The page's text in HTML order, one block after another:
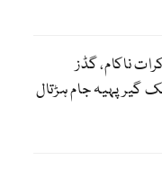
ناکام، گڈز
گیر پہیہ جام ہڑتال